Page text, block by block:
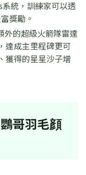
系統，訓練家可以透
獎勵。
外的超級火箭隊雷達
達成主里程碑更可
獲得的星星沙子增
哥羽毛顔